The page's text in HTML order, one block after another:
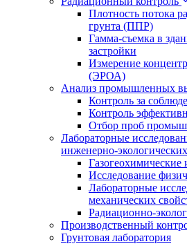
Плотность потока
грунта (ППР)
Гамма-съемка в
застройки
Измерение
(ЭРОА)
Анализ промышленных
Контроль за
Контроль
Отбор проб
Лабораторные
инженерно-
Газогеохимические
Исследование
Лабораторные
механических
Радиационно-
Производственный
Грунтовая лаборатория